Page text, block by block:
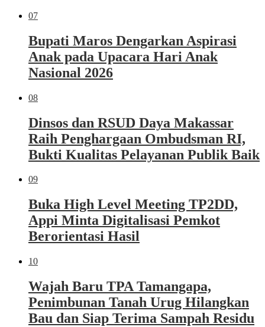
07
Bupati Maros Dengarkan Aspirasi
Anak pada Upacara Hari Anak
Nasional 2026
08
Dinsos dan RSUD Daya Makassar
Raih Penghargaan Ombudsman RI,
Bukti Kualitas Pelayanan Publik Baik
09
Buka High Level Meeting TP2DD,
Appi Minta Digitalisasi Pemkot
Berorientasi Hasil
10
Wajah Baru TPA Tamangapa,
Penimbunan Tanah Urug Hilangkan
Bau dan Siap Terima Sampah Residu